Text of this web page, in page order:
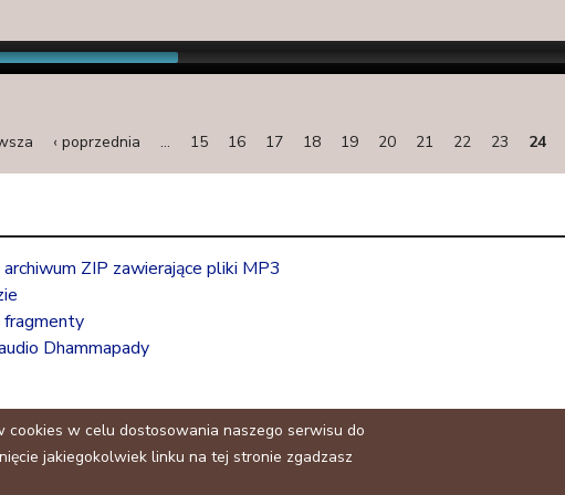
a
l
‹ poprzednia … 15 16 17 18 19 20 21 22 23 24
archiwum ZIP zawierające pliki MP3
fragmenty
Dhammapady
cookies w celu dostosowania naszego serwisu do
jakiegokolwiek linku na tej stronie zgadzasz